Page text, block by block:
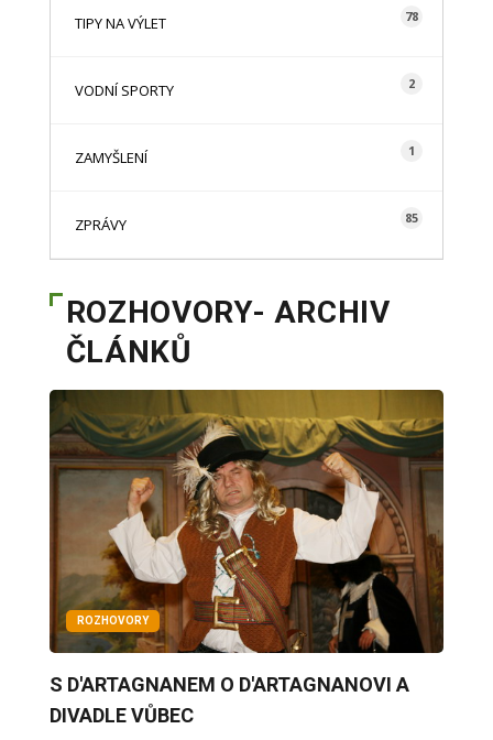
TIPY NA VÝLET 78
VODNÍ SPORTY 2
ZAMYŠLENÍ 1
ZPRÁVY 85
ROZHOVORY- ARCHIV
ČLÁNKŮ
ROZHOVORY
S D'ARTAGNANEM O D'ARTAGNANOVI A
DIVADLE VŮBEC